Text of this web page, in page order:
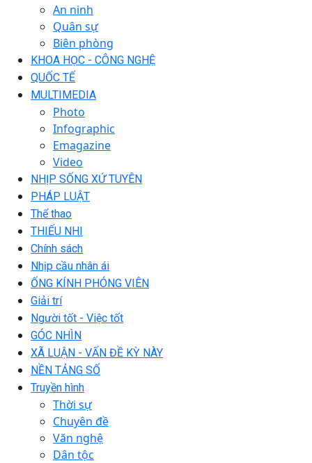
An ninh
Quân sự
Biên phòng
KHOA HỌC - CÔNG NGHỆ
QUỐC TẾ
MULTIMEDIA
Photo
Infographic
Emagazine
Video
NHỊP SỐNG XỨ TUYÊN
PHÁP LUẬT
Thể thao
THIẾU NHI
Chính sách
Nhịp cầu nhân ái
ỐNG KÍNH PHÓNG VIÊN
Giải trí
Người tốt - Việc tốt
GÓC NHÌN
XÃ LUẬN - VẤN ĐỀ KỲ NÀY
NỀN TẢNG SỐ
Truyền hình
Thời sự
Chuyên đề
Văn nghệ
Dân tộc